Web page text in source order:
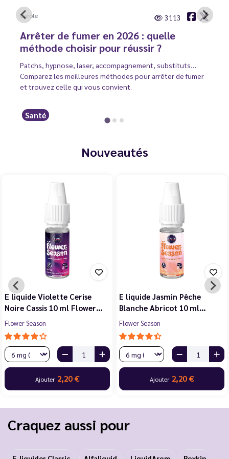
Carole 3113
Arrêter de fumer en 2026 : quelle
méthode choisir pour réussir ?
Patchs, hypnose, laser, accompagnement, substituts…
Comparez les meilleures méthodes pour arrêter de fumer
et trouvez celle qui vous convient.
Santé
Nouveautés
E liquide Violette Cerise
Noire Cassis 10 ml Flower…
Flower Season
Ajouter 2,20 €
E liquide Jasmin Pêche
Blanche Abricot 10 ml…
Flower Season
Ajouter 2,20 €
Craquez aussi pour